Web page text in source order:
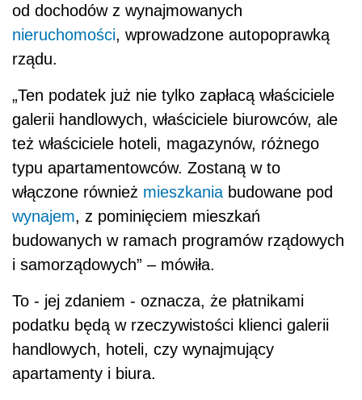
od dochodów z wynajmowanych
nieruchomości, wprowadzone autopoprawką
rządu.
„Ten podatek już nie tylko zapłacą właściciele
galerii handlowych, właściciele biurowców, ale
też właściciele hoteli, magazynów, różnego
typu apartamentowców. Zostaną w to
włączone również mieszkania budowane pod
wynajem, z pominięciem mieszkań
budowanych w ramach programów rządowych
i samorządowych” – mówiła.
To - jej zdaniem - oznacza, że płatnikami
podatku będą w rzeczywistości klienci galerii
handlowych, hoteli, czy wynajmujący
apartamenty i biura.